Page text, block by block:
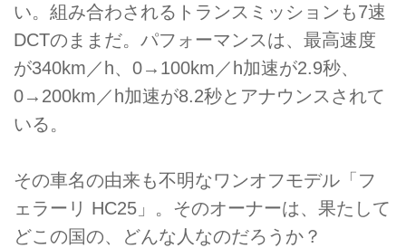
い。組み合わされるトランスミッションも7速
DCTのままだ。パフォーマンスは、最高速度
が340km／h、0→100km／h加速が2.9秒、
0→200km／h加速が8.2秒とアナウンスされて
いる。
その車名の由来も不明なワンオフモデル「フ
ェラーリ HC25」。そのオーナーは、果たして
どこの国の、どんな人なのだろうか？